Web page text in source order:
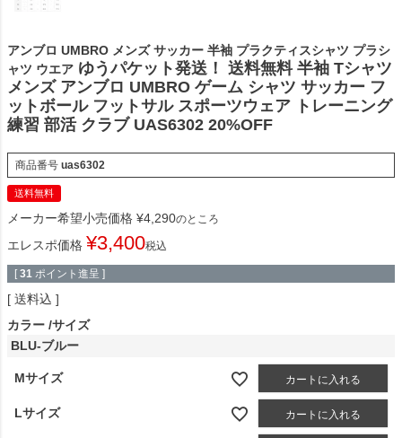
アンブロ UMBRO メンズ サッカー 半袖 プラクティスシャツ プラシ
ャツ ウエア ゆうパケット発送！ 送料無料 半袖 Tシャツ
メンズ アンブロ UMBRO ゲーム シャツ サッカー フ
ットボール フットサル スポーツウェア トレーニング
練習 部活 クラブ UAS6302 20%OFF
商品番号 uas6302
送料無料
メーカー希望小売価格 ¥4,290のところ
エレスポ価格 ¥3,400税込
[ 31 ポイント進呈 ]
送料込
カラー サイズ
BLU-ブルー
Mサイズ カートに入れる
Lサイズ カートに入れる